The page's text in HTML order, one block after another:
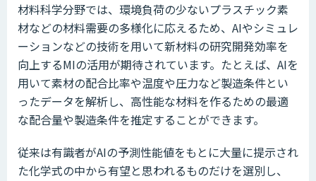
材料科学分野では、環境負荷の少ないプラスチック素
材などの材料需要の多様化に応えるため、AIやシミュレ
ーションなどの技術を用いて新材料の研究開発効率を
向上するMIの活用が期待されています。たとえば、AIを
用いて素材の配合比率や温度や圧力など製造条件とい
ったデータを解析し、高性能な材料を作るための最適
な配合量や製造条件を推定することができます。
従来は有識者がAIの予測性能値をもとに大量に提示され
た化学式の中から有望と思われるものだけを選別し、